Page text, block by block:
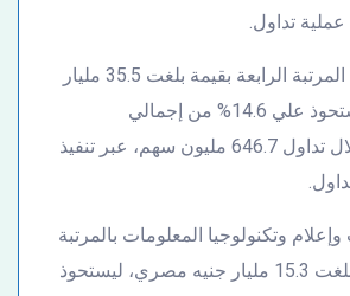
يليه قطاع البنوك المرتبة الرابعة بقيمة بلغت 35.5 مليار
جنيه مصري، ليستحوذ علي 14.6% من إجمالي
التداولات، من خلال تداول 646.7 مليون سهم، عبر تنفيذ
وتكنولوجيا المعلومات بالمرتبة
الخامسة، بقيمة بلغت 15.3 مليار جنيه مصري، ليستحوذ